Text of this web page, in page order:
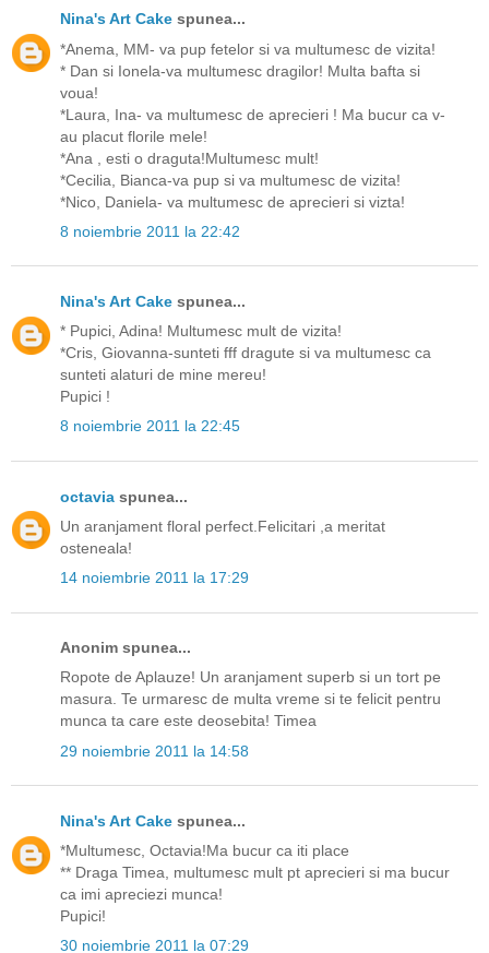
Nina's Art Cake spunea...
*Anema, MM- va pup fetelor si va multumesc de vizita!
* Dan si Ionela-va multumesc dragilor! Multa bafta si
voua!
*Laura, Ina- va multumesc de aprecieri ! Ma bucur ca v-
au placut florile mele!
*Ana , esti o draguta!Multumesc mult!
*Cecilia, Bianca-va pup si va multumesc de vizita!
*Nico, Daniela- va multumesc de aprecieri si vizta!
8 noiembrie 2011 la 22:42
Nina's Art Cake spunea...
* Pupici, Adina! Multumesc mult de vizita!
*Cris, Giovanna-sunteti fff dragute si va multumesc ca
sunteti alaturi de mine mereu!
Pupici !
8 noiembrie 2011 la 22:45
octavia spunea...
Un aranjament floral perfect.Felicitari ,a meritat
osteneala!
14 noiembrie 2011 la 17:29
Anonim spunea...
Ropote de Aplauze! Un aranjament superb si un tort pe
masura. Te urmaresc de multa vreme si te felicit pentru
munca ta care este deosebita! Timea
29 noiembrie 2011 la 14:58
Nina's Art Cake spunea...
*Multumesc, Octavia!Ma bucur ca iti place
** Draga Timea, multumesc mult pt aprecieri si ma bucur
ca imi apreciezi munca!
Pupici!
30 noiembrie 2011 la 07:29